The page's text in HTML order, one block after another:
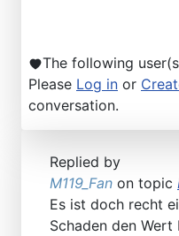
The following
Please Log in or
conversation.
Replied by
M119_Fan on topic
Es ist doch recht
Schaden den